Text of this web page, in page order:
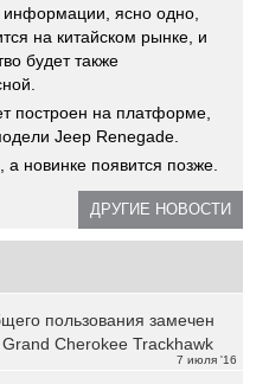
информации, ясно одно,
на китайском рынке, и
будет также
построен на платформе,
Jeep Renegade.
новинке появится позже.
ДРУГИЕ НОВОСТИ
7 июля '16
пользования замечен
Cherokee Trackhawk